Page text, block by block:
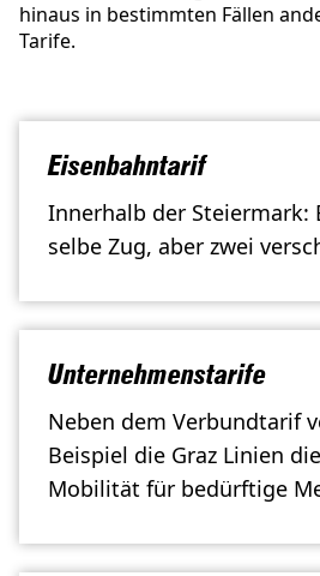
hinaus in bestimmten Fällen
Tarife.
Eisenbahntarif
Innerhalb der Steiermark:
selbe Zug, aber zwei
Unternehmenstarife
Neben dem Verbundtarif
Beispiel die Graz Linien
Mobilität für bedürftige